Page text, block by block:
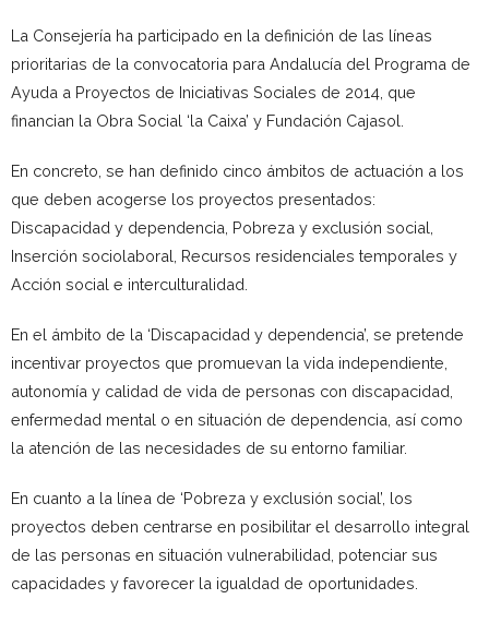
La Consejería ha participado en la definición de las líneas
prioritarias de la convocatoria para Andalucía del Programa de
Ayuda a Proyectos de Iniciativas Sociales de 2014, que
financian la Obra Social ‘la Caixa’ y Fundación Cajasol.
En concreto, se han definido cinco ámbitos de actuación a los
que deben acogerse los proyectos presentados:
Discapacidad y dependencia, Pobreza y exclusión social,
Inserción sociolaboral, Recursos residenciales temporales y
Acción social e interculturalidad.
En el ámbito de la ‘Discapacidad y dependencia’, se pretende
incentivar proyectos que promuevan la vida independiente,
autonomía y calidad de vida de personas con discapacidad,
enfermedad mental o en situación de dependencia, así como
la atención de las necesidades de su entorno familiar.
En cuanto a la línea de ‘Pobreza y exclusión social’, los
proyectos deben centrarse en posibilitar el desarrollo integral
de las personas en situación vulnerabilidad, potenciar sus
capacidades y favorecer la igualdad de oportunidades.